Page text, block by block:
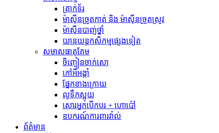
ត្រាក់ទ័រ
ម៉ាស៊ីនច្រូតកាត់ និង ម៉ាស៊ីនច្រូតស្រូវ
ម៉ាស៊ីនបាញ់ថ្នាំ
យានយន្តកសិកម្មផ្សេងទៀត
សមាសធាតុ​គែម
ចិញ្ចៀនចាក់សោ
កៅអីអង្កាំ
ផ្នែកខាងក្រោយ
លូទឹកស្អុយ
សោរអ្នកបើកបរ + ហោប៉ៅ
ឧបករណ៍ការពារវ៉ាល់
ព័ត៌មាន